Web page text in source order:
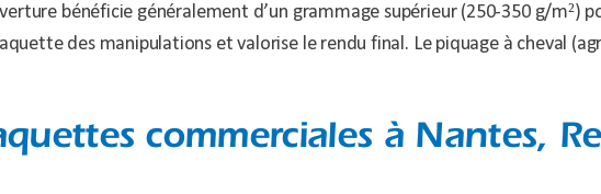
bénéficie généralement d’un grammage supérieur (250-350 g/m²)
des manipulations et valorise le rendu final. Le piquage à cheval
commerciales à Nantes,